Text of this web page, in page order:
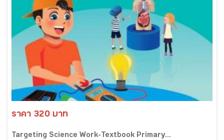
ราคา 320 บาท
Targeting Science Work-Textbook Primary...